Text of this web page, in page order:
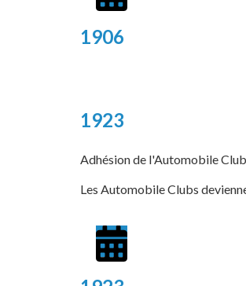
1906
1923
Adhésion de l'Automobile
Les Automobile Clubs